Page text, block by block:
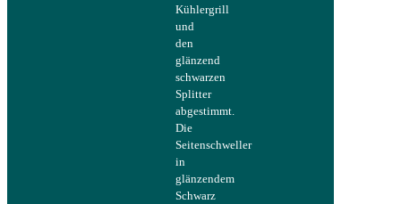
Kühlergrill
und
den
glänzend
schwarzen
Splitter
abgestimmt.
Die
Seitenschweller
in
glänzendem
Schwarz